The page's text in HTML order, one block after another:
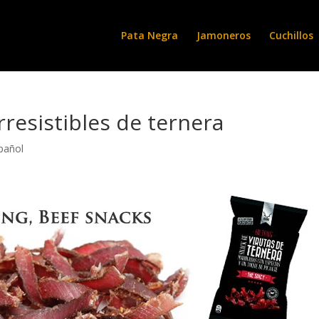
Pata Negra Jamoneros Cuchillos
de ternera